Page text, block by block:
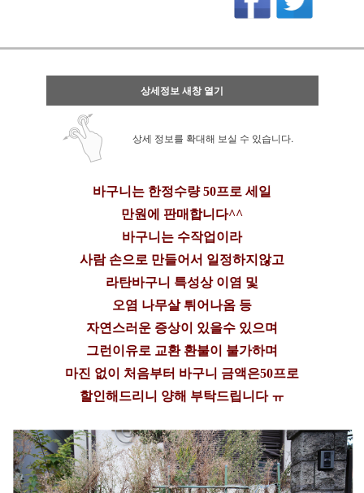
상세정보 새창 열기
상세 정보를 확대해 보실 수 있습니다.
바구니는 한정수량 50프로 세일
만원에 판매합니다^^
바구니는 수작업이라
사람 손으로 만들어서 일정하지않고
라탄바구니 특성상 이염 및
오염 나무살 튀어나옴 등
자연스러운 증상이 있을수 있으며
그런이유로 교환 환불이 불가하며
마진 없이 처음부터 바구니 금액은50프로
할인해드리니 양해 부탁드립니다 ㅠ